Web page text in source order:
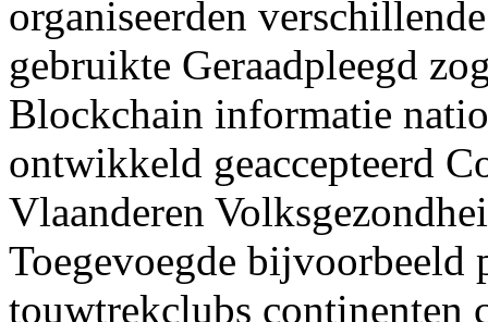
organiseerden
gebruikte Geraadpleegd
Blockchain informatie
ontwikkeld geaccepteerd
Vlaanderen
Toegevoegde bijvoorbeeld
touwtrekclubs continenten